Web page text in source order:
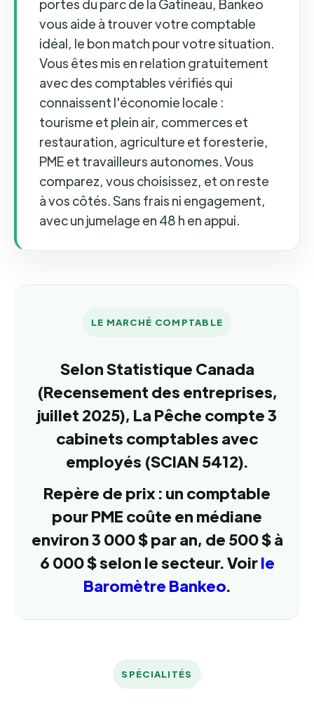
portes du parc de la Gatineau, Bankeo
vous aide à trouver votre comptable
idéal, le bon match pour votre situation.
Vous êtes mis en relation gratuitement
avec des comptables vérifiés qui
connaissent l'économie locale :
tourisme et plein air, commerces et
restauration, agriculture et foresterie,
PME et travailleurs autonomes. Vous
comparez, vous choisissez, et on reste
à vos côtés. Sans frais ni engagement,
avec un jumelage en 48 h en appui.
LE MARCHÉ COMPTABLE
Selon Statistique Canada
(Recensement des entreprises,
juillet 2025), La Pêche compte 3
cabinets comptables avec
employés (SCIAN 5412).
Repère de prix : un comptable
pour PME coûte en médiane
environ 3 000 $ par an, de 500 $ à
6 000 $ selon le secteur. Voirle
Baromètre Bankeo.
SPÉCIALITÉS